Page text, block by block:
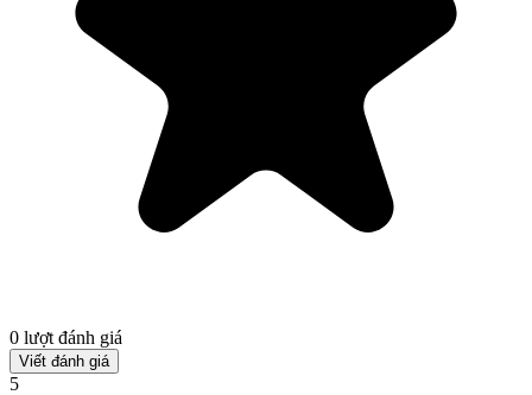
0 lượt đánh giá
Viết đánh giá
5